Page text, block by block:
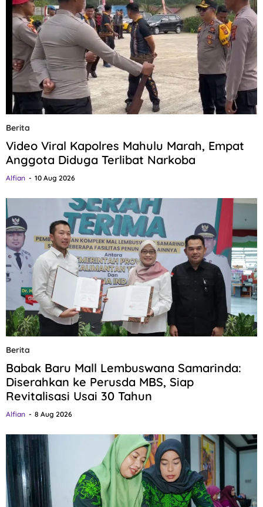
Berita
Video Viral Kapolres Mahulu Marah, Empat
Anggota Diduga Terlibat Narkoba
Alfian 10 Aug 2026
Berita
Babak Baru Mall Lembuswana Samarinda:
Diserahkan ke Perusda MBS, Siap
Revitalisasi Usai 30 Tahun
Alfian 8 Aug 2026